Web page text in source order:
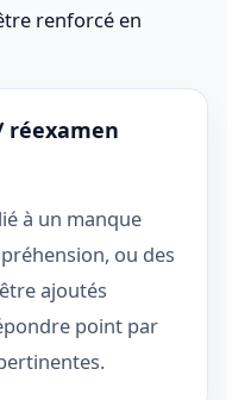
renforcé en
réexamen
à un manque
ou des
ajoutés
point par